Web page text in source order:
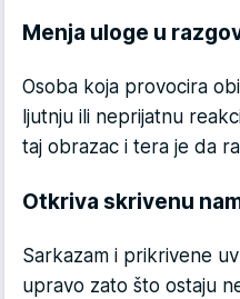
Menja uloge u
Osoba koja provocira
ljutnju ili neprijatnu
taj obrazac i tera je da
Otkriva skrivenu
Sarkazam i prikrivene
upravo zato što ostaju